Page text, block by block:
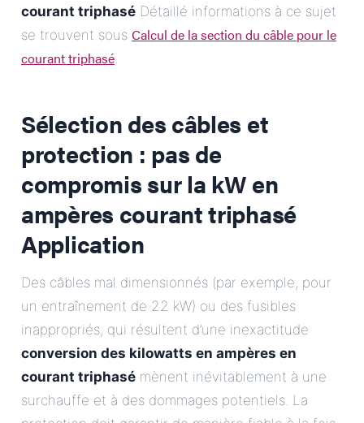
courant triphasé Détaillé informations à ce sujet
se trouvent sous Calcul de la section du câble pour le
courant triphasé.
Sélection des câbles et
protection : pas de
compromis sur lakW en
ampères courant triphasé
Application
Des câbles mal dimensionnés (par exemple, pour
un entraînement de 22 kW) ou des fusibles
inappropriés, qui résultent d’une inexactitude
conversion des kilowatts en ampères en
courant triphasé mènent inévitablement à une
surchauffe et à des dommages potentiels. La